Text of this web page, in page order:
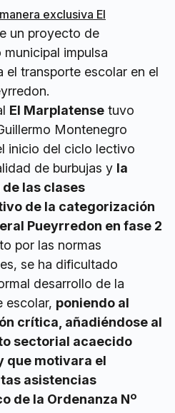
exclusiva El
un proyecto de
impulsa
el transporte escolar en el
El Marplatense tuvo
Montenegro
inicio del ciclo lectivo
de burbujas y la
las clases
de la categorización
Pueyrredon en fase 2
por las normas
se ha dificultado
desarrollo de la
escolar, poniendo al
crítica, añadiéndose al
sectorial acaecido
que motivara el
asistencias
de la Ordenanza Nº